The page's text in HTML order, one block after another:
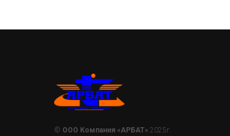
© ООО Компания «АРБАТ» 2025г.